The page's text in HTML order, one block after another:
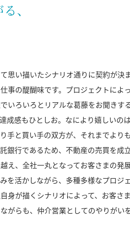
、
思い描いたシナリオ通りに契約が決
事の醍醐味です。プロジェクトによ
いろいろとリアルな葛藤をお聞きす
成感もひとしお。なにより嬉しいの
手と買い手の双方が、それまでより
銀行であるため、不動産の売買を成
え、全社一丸となってお客さまの発
を活かしながら、多種多様なプロジ
身が描くシナリオによって、お客さ
がらも、仲介営業としてのやりがい